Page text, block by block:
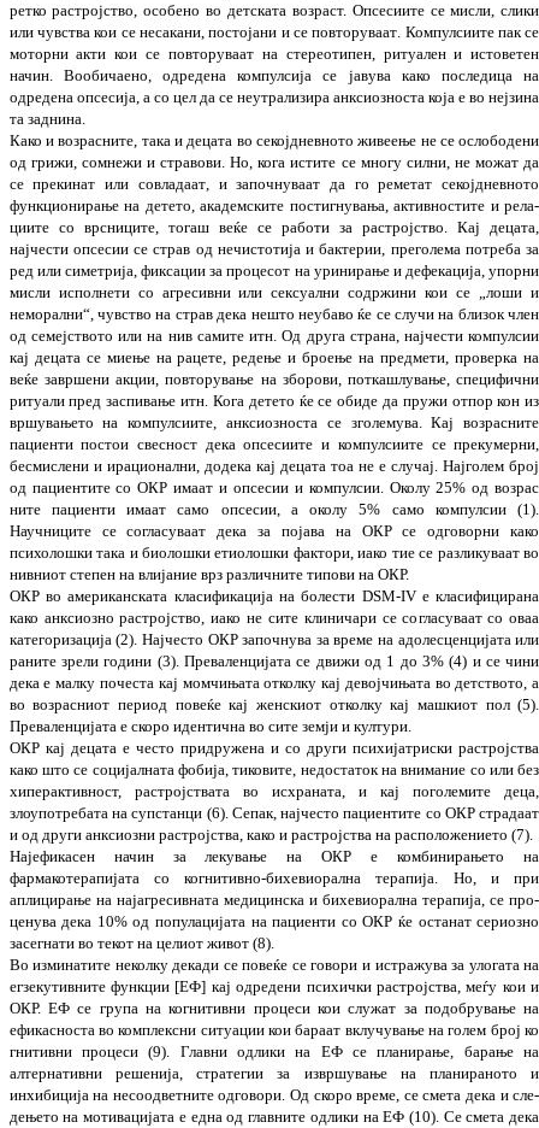
ретко растројство, особено во детската возраст. Опсесиите се мисли, слики
или чувства кои се несакани, постојани и се повторуваат. Компулсиите пак се
моторни акти кои се повто­ру­ваат на стереотипен, ритуален и истоветен
начин. Вообичаено, одредена компулсија се јавува како последица на
одредена опсесија, а со цел да се неутрализира анксиозноста ко­ја е во нејзина
та заднина.
Како и возрасните, така и децата во секој­днев­ното живеење не се ослободени
од грижи, сомнежи и стравови. Но, кога истите се многу силни, не можат да
се прекинат или совла­даат,и започнуваат да го реметат секој­дневното
функционирање на детето, акаде­мските постигнувања, активностите и рела­
циите со врсниците, тогаш веќе се работи за растројство. Кај децата,
најчести опсе­сии се страв од нечистотија и бактерии, пре­голема потреба за
ред или симетрија, фикса­ции за процесот на уринирање и дефе­ка­ција, упорни
мисли исполнети со агре­сивни или сексуални содржини кои се „лоши и
неморални“, чувство на страв дека нешто не­убаво ќе се случи на близок член
од семеј­ст­вото или на нив самите итн. Од друга страна, најчести компулсии
кај децата се миење на рацете, редење и броење на пред­мети, проверка на
веќе завршени акции, повто­рување на зборови, поткашлување, спе­цифични
ритуали пред заспивање итн. Кога детето ќе се обиде да пружиотпоркон из
вр­шувањето на компулсиите, анкси­о­з­носта се зголемува. Кај возрасните
пациенти по­стои свесност дека опсесиите и компул­сиите се прекумерни,
бесмислени и ирацио­нални, додека кај децата тоа не е случај. Најголем број
од пациентите со ОКР имаат и опсесии и компулсии. Околу 25% од возра­с
ните пациенти имаат само опсесии, а околу 5% само компулсии (1).
Научниците се согла­суваат дека за појава на ОКР се одго­во­р­ни како
психолошки така и биолошки етио­лошки фактори, иако тие се разликуваат во
нивниот степен на влијание врз различните типови на ОКР.
ОКР во американската класификација на боле­сти DSM-IV е класифицирана
како анкси­озно растројство, иако не сите клини­чари се согласуваат со оваа
категоризација (2). Најчесто ОКР започнува за време на адо­лес­ценцијата или
раните зрели години (3). Пре­валенцијата се движи од 1 до 3% (4) и се чини
дека е малку почеста кај момчињата отко­лку кај девојчињата во детството, а
вовоз­рас­ни­от периодповеќе кај женскиот от­колку кај машкиот пол (5).
Преваленцијата е скоро идентична во сите земји и култури.
ОКР кај децата е често придружена и со дру­ги психијатриски растројства
како што се соци­јалната фобија, тиковите, недостаток на вни­мание со или без
хиперактивност, растрој­ствата во исхраната, и кај поголемите деца,
злоупотребата на супстанци (6). Сепак, најчесто пациентите со ОКР страдаат
и од други анксиозни растројства, како и растрој­ства на расположението (7).
Најефикасен начин за лекување на ОКР е комби­нирањето на
фармакотерапијата со когни­тивно-бихевиорална терапија. Но, и при
аплицирање на најагресивната меди­цинска и бихевиорална терапија, се про­­­­
ценува дека 10% од популацијата на пациенти со ОКР ќе останат сериозно
засегнати во текот на целиот живот (8).
Во изминатите неколку декади се повеќе се говори и истражува за улогата на
егзе­ку­ти­в­ните функции [ЕФ] кај одредени психички растрој­ства, меѓу кои и
ОКР. ЕФ се групана когн­итивни процеси кои служат за подобрувањена
ефикасноста во комплексни ситу­а­ции кои бараат вклучување на голем број ко
гни­тивни процеси (9). Главни одлики на ЕФ се планирање, барање на
алтернативни реше­нија, стратегии за извршување на пла­ни­раното и
инхибиција на несоодветните одго­вори. Од скоро време, се смета дека и сле­
дењето на мотивацијата е една од глав­ните одлики на ЕФ (10). Се смета дека